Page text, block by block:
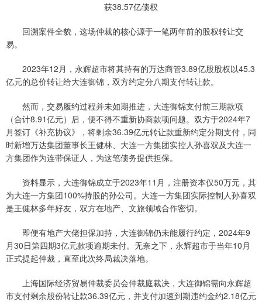
获38.57亿债权
回溯案件全貌，这场仲裁的核心源于一笔两年前的股权转让交
易。
2023年12月，永辉超市将其持有的万达商管3.89亿股股权以45.3
亿元的总价转让给大连御锦，双方约定分八期支付转让款。
然而，交易履约过程并未如期推进，大连御锦支付前三期款项
（合计8.91亿元）后，便不得不重新协商款项问题。双方于2024年7
月签订《补充协议》，将剩余36.39亿元转让款重新约定分期支付，同
时新增万达集团董事长王健林、大连一方集团实控人孙喜双及大连一
方集团作为连带保证人，为这笔债务提供担保。
资料显示，大连御锦成立于2023年11月，注册资本仅50万元，其
为大连一方集团100%持股的孙公司。大连一方集团实际控制人孙喜双
是王健林多年好友，双方在地产、文旅领域合作密切。
即便有地产大佬担保加持，大连御锦仍未能履行约定，2024年9
月30日第四期3亿元款项逾期未付。无奈之下，永辉超市于当年10月
正式提起仲裁，直至此次终局裁决落地。
上海国际经济贸易仲裁委员会仲裁庭裁决，大连御锦需向永辉超
市支付剩余股份转让款36.39亿元，并支付加速到期违约金约2.18亿元